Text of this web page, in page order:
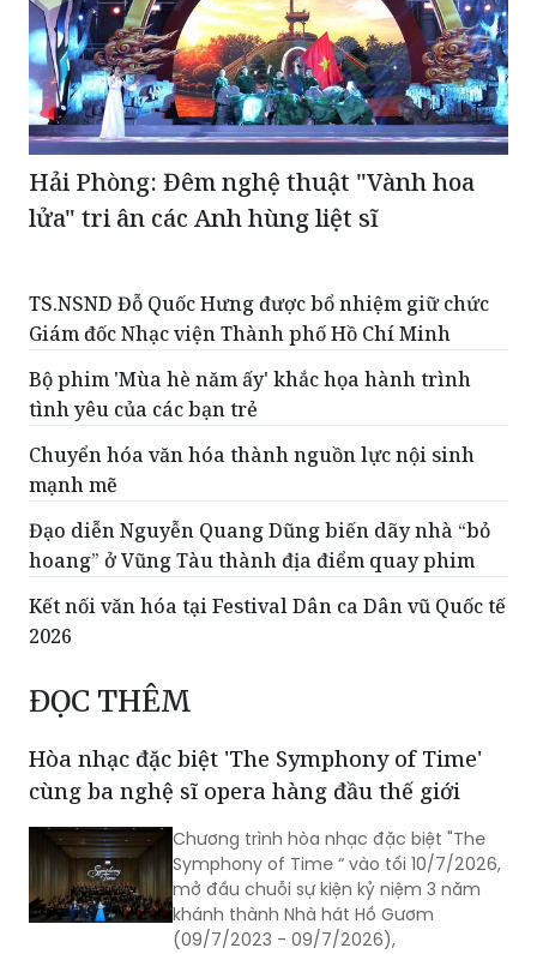
Hải Phòng: Đêm nghệ thuật "Vành hoa
lửa" tri ân các Anh hùng liệt sĩ
TS.NSND Đỗ Quốc Hưng được bổ nhiệm giữ chức
Giám đốc Nhạc viện Thành phố Hồ Chí Minh
Bộ phim 'Mùa hè năm ấy' khắc họa hành trình
tình yêu của các bạn trẻ
Chuyển hóa văn hóa thành nguồn lực nội sinh
mạnh mẽ
Đạo diễn Nguyễn Quang Dũng biến dãy nhà “bỏ
hoang” ở Vũng Tàu thành địa điểm quay phim
Kết nối văn hóa tại Festival Dân ca Dân vũ Quốc tế
2026
ĐỌC THÊM
Hòa nhạc đặc biệt 'The Symphony of Time'
cùng ba nghệ sĩ opera hàng đầu thế giới
Chương trình hòa nhạc đặc biệt "The
Symphony of Time “ vào tối 10/7/2026,
mở đầu chuỗi sự kiện kỷ niệm 3 năm
khánh thành Nhà hát Hồ Gươm
(09/7/2023 - 09/7/2026),